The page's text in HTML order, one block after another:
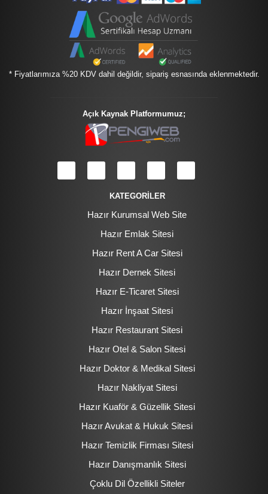
* Fiyatlarımıza %20 KDV dahil değildir, sipariş esnasında eklenmektedir.
Açık Kaynak Platformumuz;
KATEGORİLER
Hazır Kurumsal Web Site
Hazır Emlak Sitesi
Hazır Rent A Car Sitesi
Hazır Dernek Sitesi
Hazır E-Ticaret Sitesi
Hazır İnşaat Sitesi
Hazır Restaurant Sitesi
Hazır Otel & Salon Sitesi
Hazır Doktor & Medikal Sitesi
Hazır Nakliyat Sitesi
Hazır Kuaför & Güzellik Sitesi
Hazır Avukat & Hukuk Sitesi
Hazır Temizlik Firması Sitesi
Hazır Danışmanlık Sitesi
Çoklu Dil Özellikli Siteler